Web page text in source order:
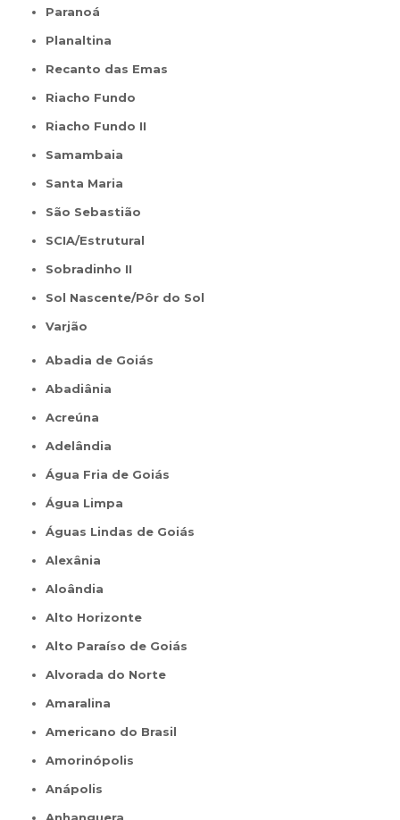
Paranoá
Planaltina
Recanto das Emas
Riacho Fundo
Riacho Fundo II
Samambaia
Santa Maria
São Sebastião
SCIA/Estrutural
Sobradinho II
Sol Nascente/Pôr do Sol
Varjão
Abadia de Goiás
Abadiânia
Acreúna
Adelândia
Água Fria de Goiás
Água Limpa
Águas Lindas de Goiás
Alexânia
Aloândia
Alto Horizonte
Alto Paraíso de Goiás
Alvorada do Norte
Amaralina
Americano do Brasil
Amorinópolis
Anápolis